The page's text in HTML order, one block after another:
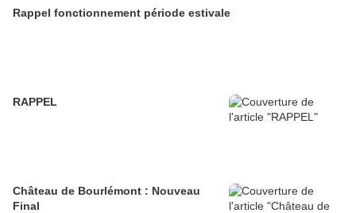
Rappel fonctionnement période estivale
RAPPEL
Château de Bourlémont : Nouveau
Final